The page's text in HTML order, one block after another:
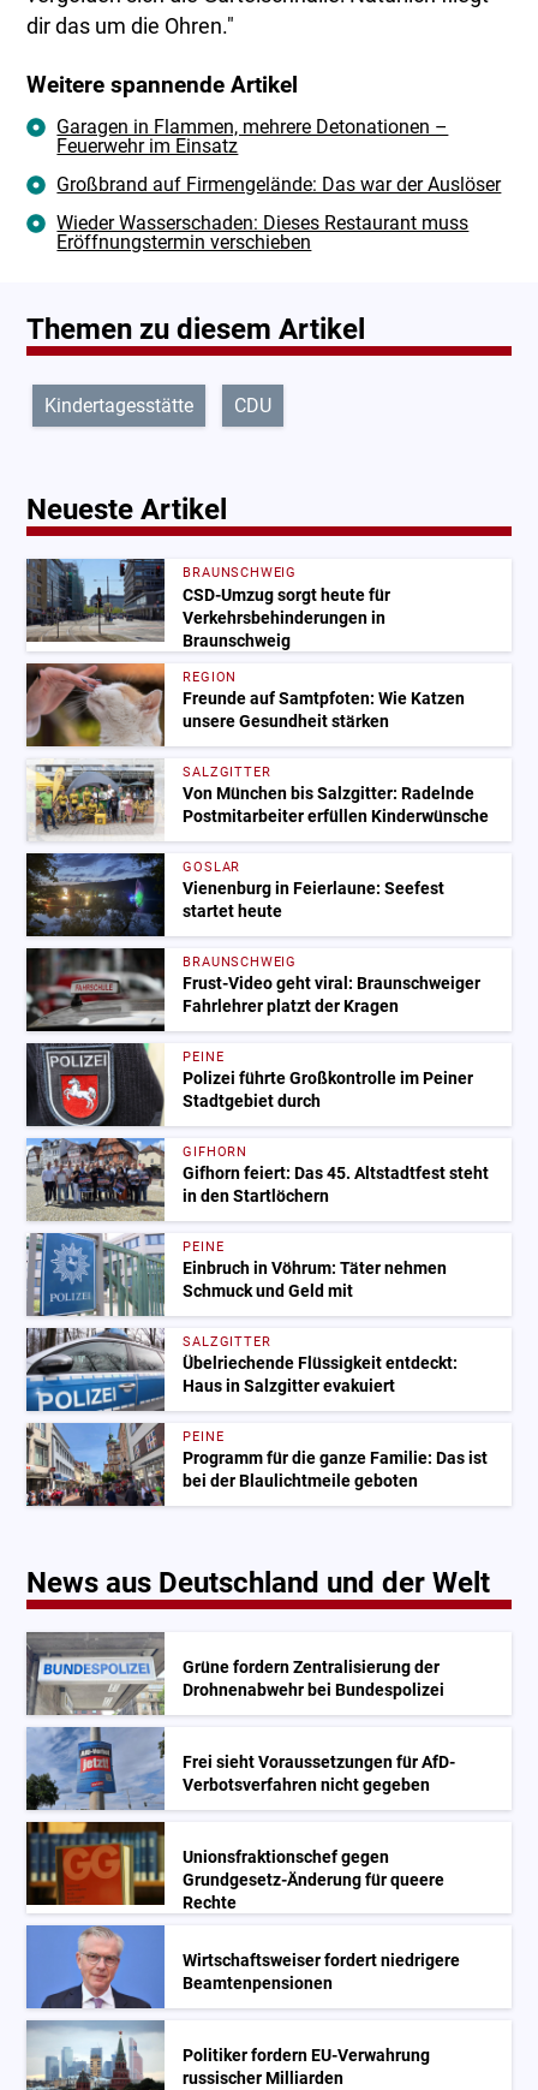
dir das um die Ohren."
Weitere spannende Artikel
Garagen in Flammen, mehrere Detonationen –
Feuerwehr im Einsatz
Großbrand auf Firmengelände: Das war der Auslöser
Wieder Wasserschaden: Dieses Restaurant muss
Eröffnungstermin verschieben
Themen zu diesem Artikel
Kindertagesstätte CDU
Neueste Artikel
BRAUNSCHWEIG
CSD-Umzug sorgt heute für
Verkehrsbehinderungen in
Braunschweig
REGION
Freunde auf Samtpfoten: Wie Katzen
unsere Gesundheit stärken
SALZGITTER
Von München bis Salzgitter: Radelnde
Postmitarbeiter erfüllen Kinderwünsche
GOSLAR
Vienenburg in Feierlaune: Seefest
startet heute
BRAUNSCHWEIG
Frust-Video geht viral: Braunschweiger
Fahrlehrer platzt der Kragen
PEINE
Polizei führte Großkontrolle im Peiner
Stadtgebiet durch
GIFHORN
Gifhorn feiert: Das 45. Altstadtfest steht
in den Startlöchern
PEINE
Einbruch in Vöhrum: Täter nehmen
Schmuck und Geld mit
SALZGITTER
Übelriechende Flüssigkeit entdeckt:
Haus in Salzgitter evakuiert
PEINE
Programm für die ganze Familie: Das ist
bei der Blaulichtmeile geboten
News aus Deutschland und der Welt
Grüne fordern Zentralisierung der
Drohnenabwehr bei Bundespolizei
Frei sieht Voraussetzungen für AfD-
Verbotsverfahren nicht gegeben
Unionsfraktionschef gegen
Grundgesetz-Änderung für queere
Rechte
Wirtschaftsweiser fordert niedrigere
Beamtenpensionen
Politiker fordern EU-Verwahrung
russischer Milliarden